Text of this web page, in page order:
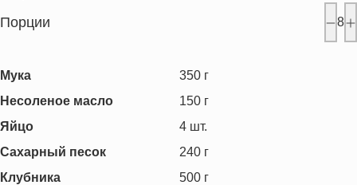
Порции 8
Мука 350 г
Несоленое масло
150 г
Яйцо
4 шт.
Сахарный песок
240 г
Клубника
500 г